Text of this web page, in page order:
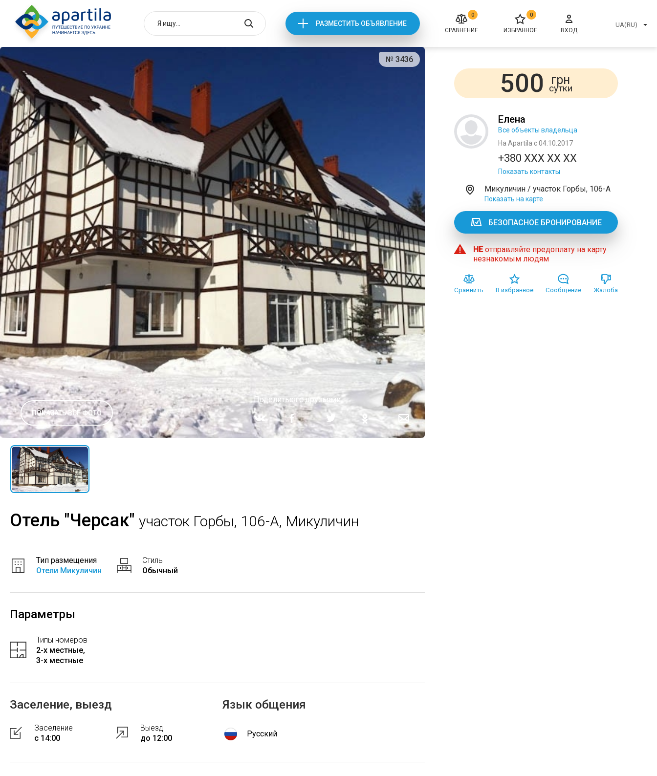
РАЗМЕСТИТЬ ОБЪЯВЛЕНИЕ
0
СРАВНЕНИЕ
0
ИЗБРАННОЕ ВХОД
UA(RU)
№ 3436
ПОКАЗАТЬ ВСЕ ФОТО
Поделиться с друзьями
Отель "Черсак" участок Горбы, 106-А, Микуличин
Тип размещения
Отели Микуличин
Стиль
Обычный
Параметры
Типы номеров
2-x местные,
3-x местные
Заселение, выезд
Заселение
с 14:00
Выезд
до 12:00
Язык общения
Русский
500 грн
сутки
Елена
Все объекты владельца
На Apartila с 04.10.2017
+380 XXX XX XX
Показать контакты
Микуличин / участок Горбы, 106-А
Показать на карте
БЕЗОПАСНОЕ БРОНИРОВАНИЕ
НЕотправляйте предоплату на карту
незнакомым людям
Сравнить В избранное Сообщение Жалоба